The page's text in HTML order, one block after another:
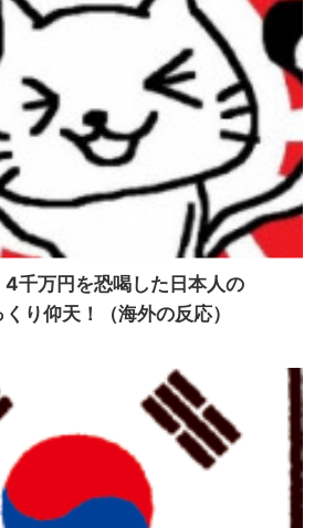
千万円を恐喝した日本人の
り仰天！（海外の反応）